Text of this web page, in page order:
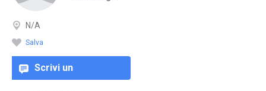
N/A
Salva
Scrivi un